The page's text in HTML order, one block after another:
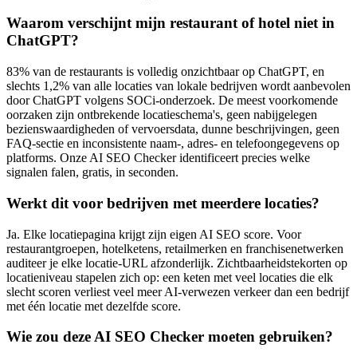
Waarom verschijnt mijn restaurant of hotel niet in
ChatGPT?
83% van de restaurants is volledig onzichtbaar op ChatGPT, en
slechts 1,2% van alle locaties van lokale bedrijven wordt aanbevolen
door ChatGPT volgens SOCi-onderzoek. De meest voorkomende
oorzaken zijn ontbrekende locatieschema's, geen nabijgelegen
bezienswaardigheden of vervoersdata, dunne beschrijvingen, geen
FAQ-sectie en inconsistente naam-, adres- en telefoongegevens op
platforms. Onze AI SEO Checker identificeert precies welke
signalen falen, gratis, in seconden.
Werkt dit voor bedrijven met meerdere locaties?
Ja. Elke locatiepagina krijgt zijn eigen AI SEO score. Voor
restaurantgroepen, hotelketens, retailmerken en franchisenetwerken
auditeer je elke locatie-URL afzonderlijk. Zichtbaarheidstekorten op
locatieniveau stapelen zich op: een keten met veel locaties die elk
slecht scoren verliest veel meer AI-verwezen verkeer dan een bedrijf
met één locatie met dezelfde score.
Wie zou deze AI SEO Checker moeten gebruiken?